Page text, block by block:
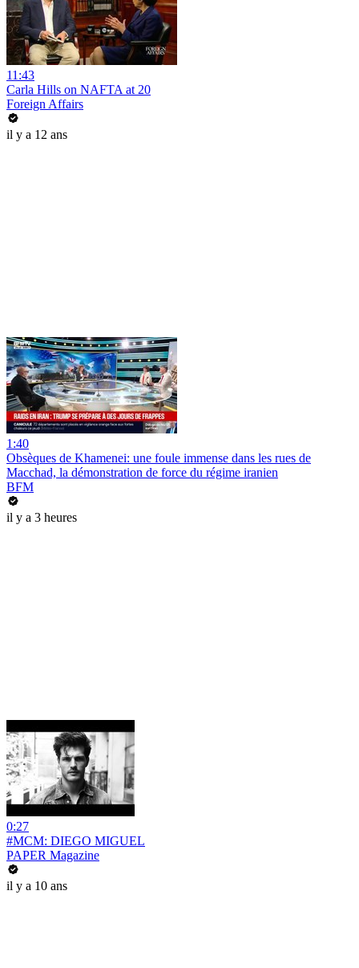
11:43
Carla Hills on NAFTA at 20
Foreign Affairs
il y a 12 ans
1:40
Obsèques de Khamenei: une foule immense dans les rues de
Macchad, la démonstration de force du régime iranien
BFM
il y a 3 heures
0:27
#MCM: DIEGO MIGUEL
PAPER Magazine
il y a 10 ans